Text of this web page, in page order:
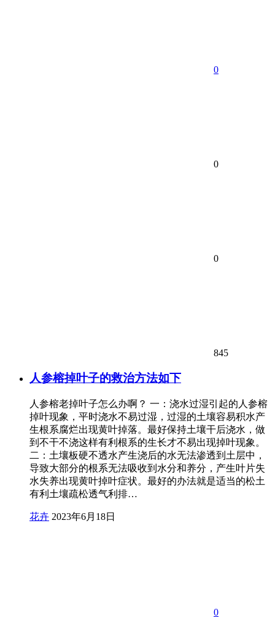
0
0
0
845
人参榕掉叶子的救治方法如下
人参榕老掉叶子怎么办啊？ 一：浇水过湿引起的人参榕
掉叶现象，平时浇水不易过湿，过湿的土壤容易积水产
生根系腐烂出现黄叶掉落。最好保持土壤干后浇水，做
到不干不浇这样有利根系的生长才不易出现掉叶现象。
二：土壤板硬不透水产生浇后的水无法渗透到土层中，
导致大部分的根系无法吸收到水分和养分，产生叶片失
水失养出现黄叶掉叶症状。最好的办法就是适当的松土
有利土壤疏松透气利排…
花卉 2023年6月18日
0